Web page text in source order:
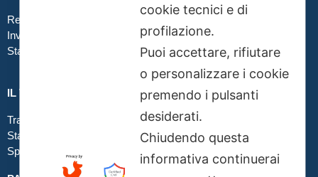
Realizzare file corretti
Inviare file grafici
Stampa in tessuto
IL TUO ORDINE
Traccia la tua spedizione
Stato del tuo ordine
Spedizioni
cookie tecnici e di
profilazione.
Puoi accettare, rifiutare
o personalizzare i cookie
premendo i pulsanti
desiderati.
Chiudendo questa
informativa continuerai